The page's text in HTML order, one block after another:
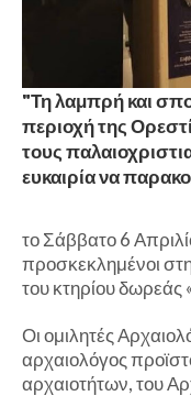
"Τη λαμπρή και
περιοχή της
τους
ευκαιρία να
το Σάββατο 6
προσκεκλημένοι
του κτηρίου δωρεάς
Οι ομιλητές
αρχαιολόγος
αρχαιοτήτων, του